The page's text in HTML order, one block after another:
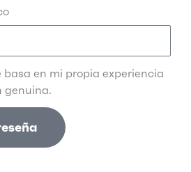
basa en mi propia experiencia
genuina.